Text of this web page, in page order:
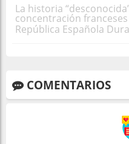
La historia
concentración
República Española
COMENTARIOS